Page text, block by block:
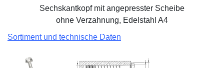
Sechskantkopf mit angepresster Scheibe
ohne Verzahnung, Edelstahl A4
Sortiment und technische Daten